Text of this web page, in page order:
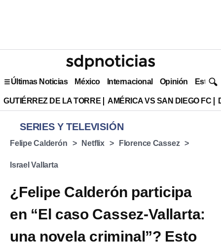
Últimas Noticias México Internacional Opinión Estilo
GUTIÉRREZ DE LA TORRE AMÉRICA VS SAN DIEGO FC
SERIES Y TELEVISIÓN
Felipe Calderón Netflix Florence Cassez
Israel Vallarta
¿Felipe Calderón participa
en “El caso Cassez-Vallarta:
una novela criminal”? Esto